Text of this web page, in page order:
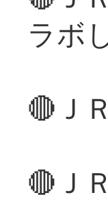
ラボ
🔴Ｊ
🔴Ｊ